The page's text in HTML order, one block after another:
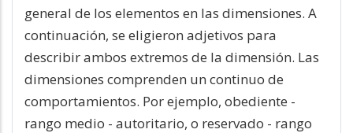
general de los elementos en las dimensiones. A
continuación, se eligieron adjetivos para
describir ambos extremos de la dimensión. Las
dimensiones comprenden un continuo de
comportamientos. Por ejemplo, obediente -
rango medio - autoritario, o reservado - rango